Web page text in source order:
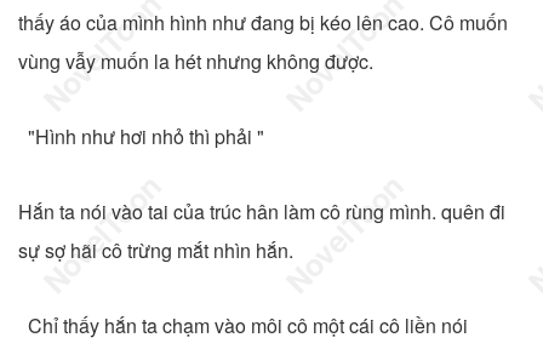
thấy áo của mình hình như đang bị kéo lên cao. Cô muốn
vùng vẫy muốn la hét nhưng không được.
"Hình như hơi nhỏ thì phải "
Hắn ta nói vào tai của trúc hân làm cô rùng mình. quên đi
sự sợ hãi cô trừng mắt nhìn hắn.
Chỉ thấy hắn ta chạm vào môi cô một cái cô liền nói